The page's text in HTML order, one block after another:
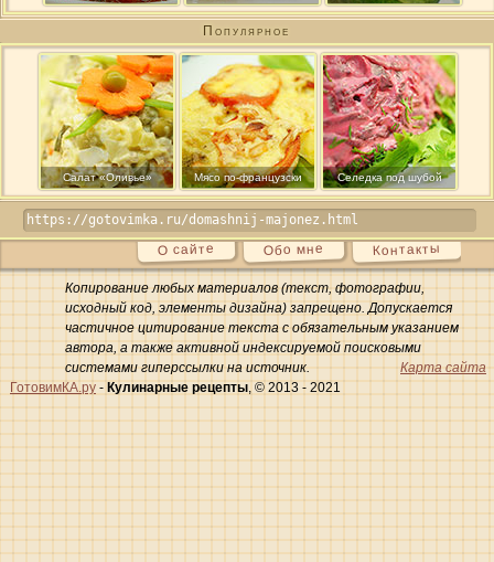
Популярное
Селедка под шубой
Мясо по-французски
Салат «Оливье»
О сайте Обо мне Контакты
Копирование любых материалов (текст, фотографии,
исходный код, элементы дизайна) запрещено. Допускается
частичное цитирование текста с обязательным указанием
автора, а также активной индексируемой поисковыми
системами гиперссылки на источник.
Карта сайта
ГотовимКА.ру - Кулинарные рецепты, © 2013 - 2021